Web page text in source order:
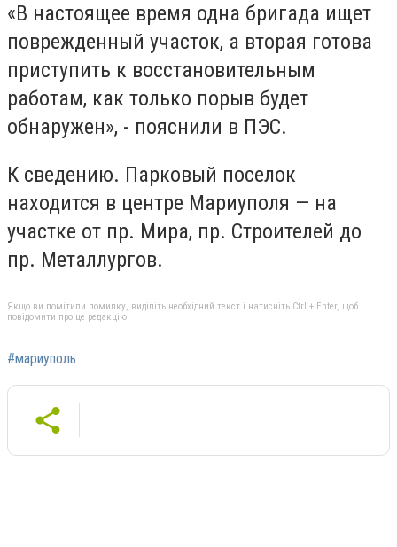
«В настоящее время одна бригада ищет
поврежденный участок, а вторая готова
приступить к восстановительным
работам, как только порыв будет
обнаружен», - пояснили в ПЭС.
К сведению. Парковый поселок
находится в центре Мариуполя — на
участке от пр. Мира, пр. Строителей до
пр. Металлургов.
Якщо ви помітили помилку, виділіть необхідний текст і натисніть Ctrl + Enter, щоб
повідомити про це редакцію
#мариуполь